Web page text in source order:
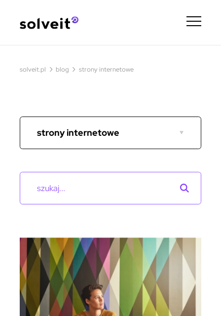
solveit.pl › blog › strony internetowe
strony internetowe